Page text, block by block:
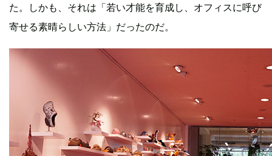
た。しかも、それは「若い才能を育成し、オフィスに呼び
寄せる素晴らしい方法」だったのだ。